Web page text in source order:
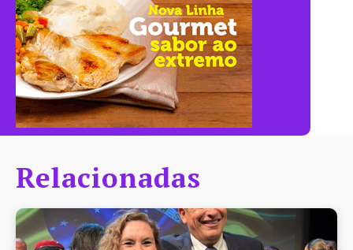
Relacionadas